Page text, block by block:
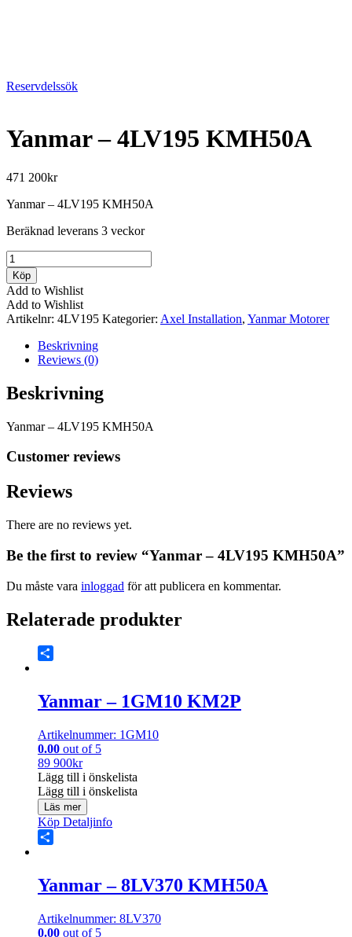
Reservdelssök
Yanmar – 4LV195 KMH50A
471 200kr
Yanmar – 4LV195 KMH50A
Beräknad leverans 3 veckor
Yanmar
-
4LV195
KMH50A
mängd
Köp
Add to Wishlist
Add to Wishlist
Artikelnr: 4LV195 Kategorier: Axel Installation, Yanmar Motorer
Beskrivning
Reviews (0)
Beskrivning
Yanmar – 4LV195 KMH50A
Customer reviews
Reviews
There are no reviews yet.
Be the first to review “Yanmar – 4LV195 KMH50A”
Du måste vara inloggad för att publicera en kommentar.
Relaterade produkter
Yanmar – 1GM10 KM2P
Artikelnummer: 1GM10
0.00 out of 5
89 900kr
Lägg till i önskelista
Lägg till i önskelista
Läs mer
Köp Detaljinfo
Yanmar – 8LV370 KMH50A
Artikelnummer: 8LV370
0.00 out of 5